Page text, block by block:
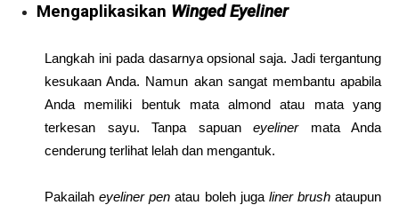
Mengaplikasikan Winged Eyeliner
Langkah ini pada dasarnya opsional saja. Jadi tergantung
kesukaan Anda. Namun akan sangat membantu apabila
Anda memiliki bentuk mata almond atau mata yang
terkesan sayu. Tanpa sapuan eyeliner mata Anda
cenderung terlihat lelah dan mengantuk.
Pakailaheyeliner pen atau boleh juga liner brush ataupun